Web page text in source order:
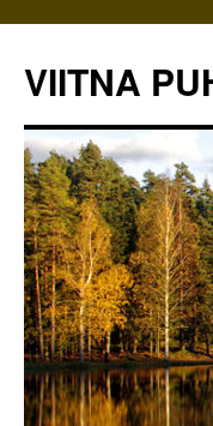
VIITNA